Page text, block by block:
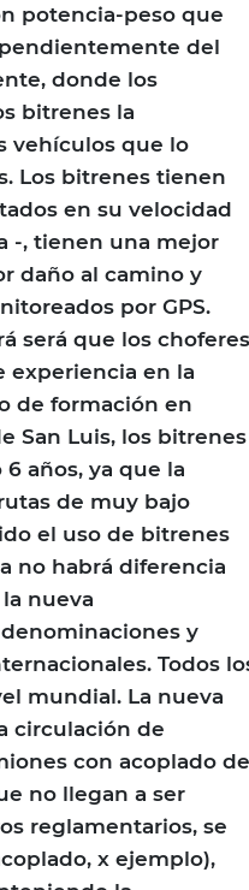
potencia-peso que
del
donde los
bitrenes la
vehículos que lo
Los bitrenes tienen
en su velocidad
-, tienen una mejor
daño al camino y
por GPS.
será que los choferes
experiencia en la
de formación en
San Luis, los bitrenes
años, ya que la
de muy bajo
el uso de bitrenes
no habrá diferencia
nueva
y
Todos
mundial. La nueva
circulación de
con acoplado de
no llegan a ser
reglamentarios, se
x ejemplo),